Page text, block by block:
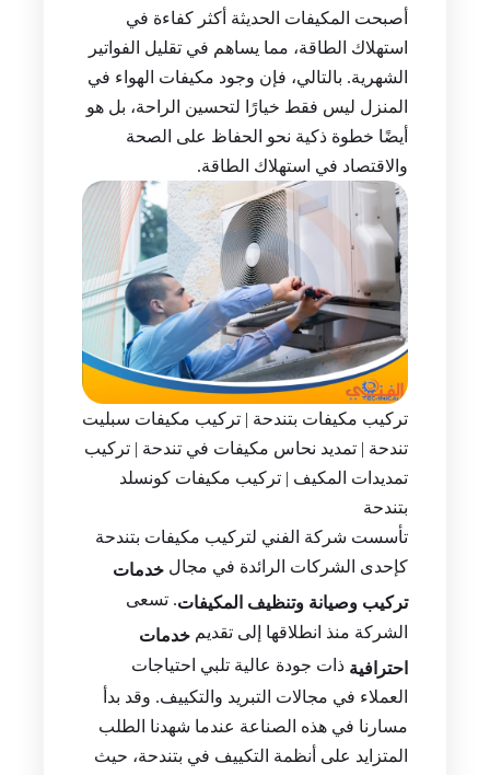
أصبحت المكيفات الحديثة أكثر كفاءة في
استهلاك الطاقة، مما يساهم في تقليل الفواتير
الشهرية. بالتالي، فإن وجود مكيفات الهواء في
المنزل ليس فقط خيارًا لتحسين الراحة، بل هو
أيضًا خطوة ذكية نحو الحفاظ على الصحة
والاقتصاد في استهلاك الطاقة.
تركيب مكيفات بتندحة | تركيب مكيفات سبليت
تندحة | تمديد نحاس مكيفات في تندحة | تركيب
تمديدات المكيف | تركيب مكيفات كونسلد
بتندحة
تأسست شركة الفني لتركيب مكيفات بتندحة
كإحدى الشركات الرائدة في مجال خدمات
تركيب وصيانة وتنظيف المكيفات. تسعى
الشركة منذ انطلاقها إلى تقديم خدمات
احترافية ذات جودة عالية تلبي احتياجات
العملاء في مجالات التبريد والتكييف. وقد بدأ
مسارنا في هذه الصناعة عندما شهدنا الطلب
المتزايد على أنظمة التكييف في بتندحة، حيث